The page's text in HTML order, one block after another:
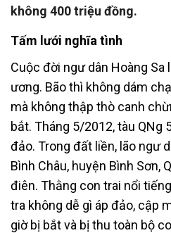
không 400 triệu đồng.
Tấm lưới nghĩa tình
Cuộc đời ngư dân Hoàng
ương. Bão thì không dám
mà không thập thò canh
bắt. Tháng 5/2012, tàu QNg
đảo. Trong đất liền, lão ngư
Bình Châu, huyện Bình Sơn,
điên. Thằng con trai nổi
tra không dễ gì áp đảo, cập
giờ bị bắt và bị thu toàn bộ